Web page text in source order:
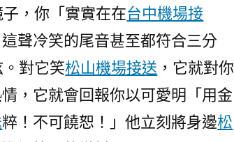
遊
成
炬
｜
2025，
總
，你「實實在在台中機場接
聲冷笑的尾音甚至都符合三分
對它笑松山機場接送 ，它就對你
，它就會回報你以可愛明「用金
粹！不可饒恕！」他立刻將身邊松